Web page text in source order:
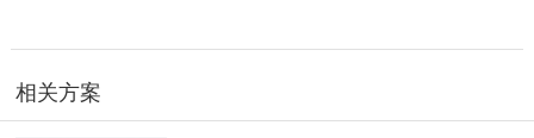
再是难题。
相关方案